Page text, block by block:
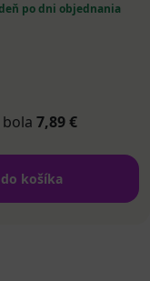
po dni objednania
7,89 €
košíka